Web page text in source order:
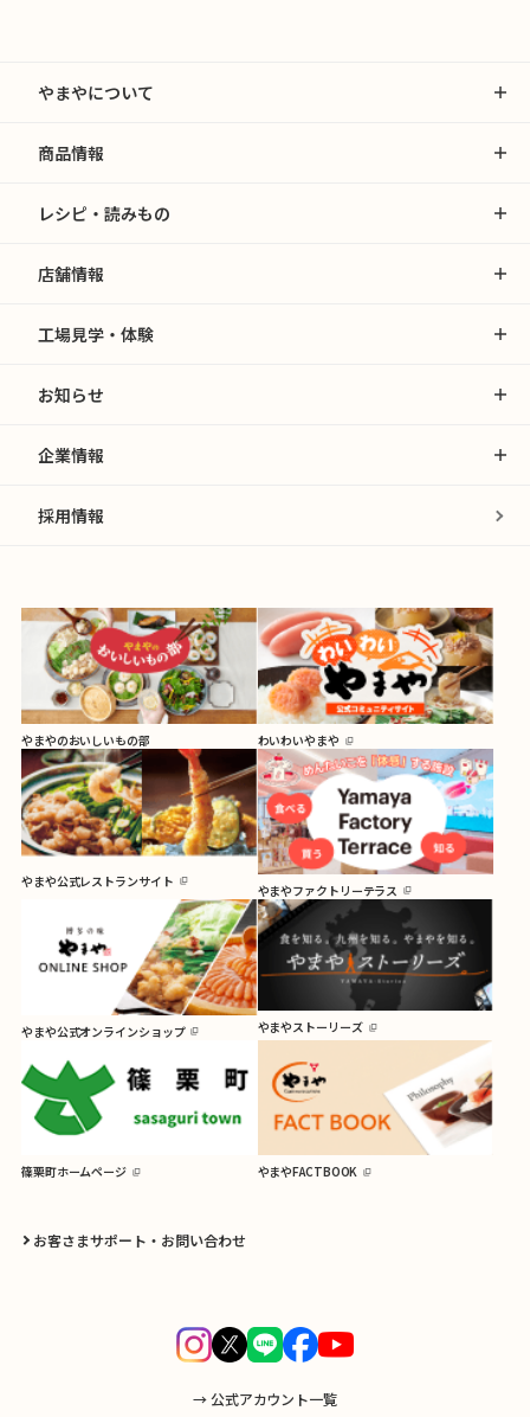
やまやについて
商品情報
レシピ・読みもの
店舗情報
工場見学・体験
お知らせ
企業情報
採用情報
お客さまサポート・お問い合わせ
→ 公式アカウント一覧
やまやのおいしいもの部 わいわいやまや
やまや公式レストランサイト
やまやファクトリーテラス
やまや公式オンラインショップ やまやストーリーズ
篠栗町ホームページ やまやFACTBOOK